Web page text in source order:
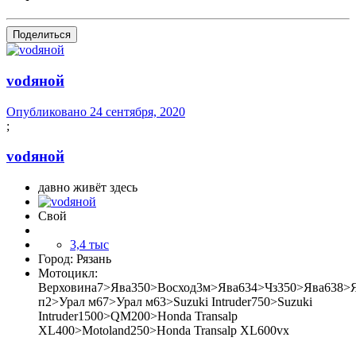
Поделиться
vоdяной
Опубликовано 24 сентября, 2020
;
vоdяной
давно живёт здесь
Свой
3,4 тыс
Город: Рязань
Мотоцикл:
п2>Урал м67>Урал м63>Suzuki Intruder750>Suzuki
Intruder1500>QM200>Honda Transalp
XL400>Motoland250>Honda Transalp XL600vx